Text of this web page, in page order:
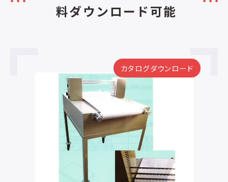
料ダウンロード可能
カタログダウンロード